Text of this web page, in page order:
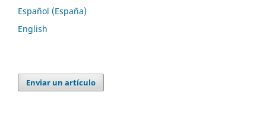
Español (España)
English
Enviar un artículo